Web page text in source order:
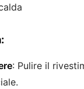
: Pulire il